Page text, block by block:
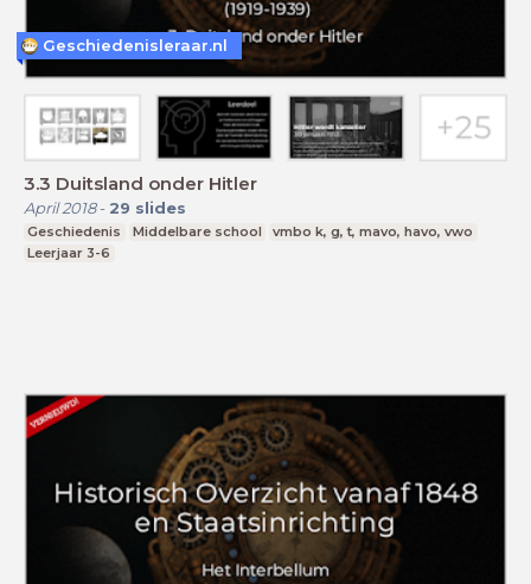
3.3 Duitsland onder Hitler
April 2018- 29 slides
Geschiedenis Middelbare school
vmbo k, g, t, mavo, havo, vwo
Leerjaar 3-6
Geschiedenisleraar.nl